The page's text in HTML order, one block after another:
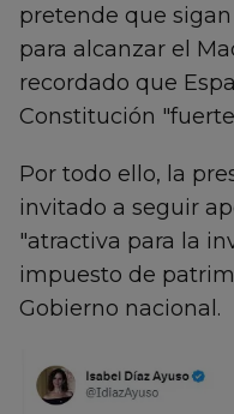
pretende que
para alcanzar el
recordado que
Constitución
Por todo ello, la
invitado a seguir
"atractiva para la
impuesto de
Gobierno nacional.